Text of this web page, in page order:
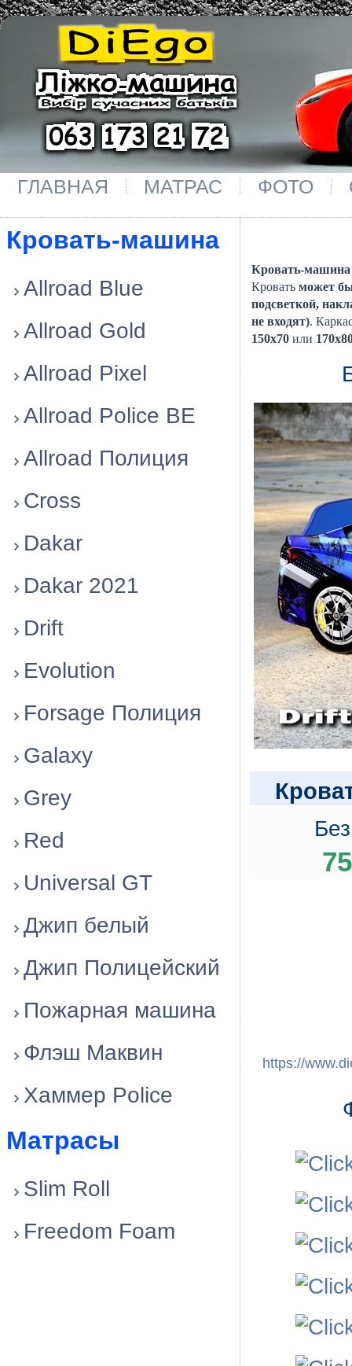
ГЛАВНАЯ МАТРАС ФОТО
Кровать-машина
Allroad Blue
Allroad Gold
Allroad Pixel
Allroad Police BE
Allroad Полиция
Cross
Dakar
Dakar 2021
Drift
Evolution
Forsage Полиция
Galaxy
Grey
Red
Universal GT
Джип белый
Джип Полицейский
Пожарная машина
Флэш Маквин
Хаммер Police
Матрасы
Slim Roll
Freedom Foam
Кровать-
Кровать может
подсветкой,
не входят).
150x70 или
https://